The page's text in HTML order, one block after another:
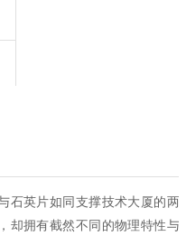
石英片如同支撑技术大厦的两
却拥有截然不同的物理特性与